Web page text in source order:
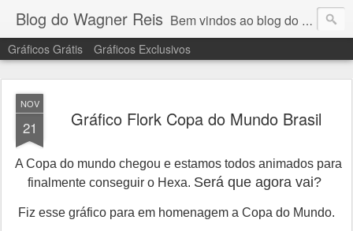
Blog do Wagner Reis Bem vindos ao blog do Wagner Reis. Acompanhe as vídeo aulas de ponto cruz, dicas, gráficos para ponto cruz e artesanatos e tudo para bordados em ponto cruz.
Gráficos Grátis Gráficos Exclusivos
NOV
21 Gráfico Flork Copa do Mundo Brasil
A Copa do mundo chegou e estamos todos animados para
finalmente conseguir o Hexa. Será que agora vai?
Fiz esse gráfico para em homenagem a Copa do Mundo.